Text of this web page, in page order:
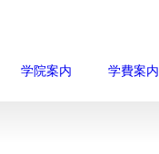
学院案内 学費案内